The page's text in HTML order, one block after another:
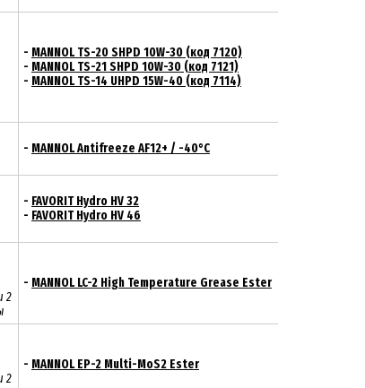
- MANNOL TS-20 SHPD 10W-30 (код 7120)
- MANNOL TS-21 SHPD 10W-30 (код 7121)
- MANNOL TS-14 UHPD 15W-40 (код 7114)
- MANNOL Antifreeze AF12+ / -40°C
- FAVORIT Hydro HV 32
- FAVORIT Hydro HV 46
2
- MANNOL LC-2 High Temperature Grease Ester
2
- MANNOL EP-2 Multi-MoS2 Ester